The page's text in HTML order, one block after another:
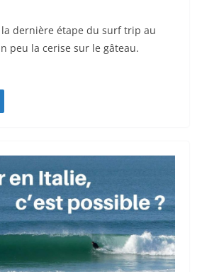
dernière étape du surf trip au
peu la cerise sur le gâteau.